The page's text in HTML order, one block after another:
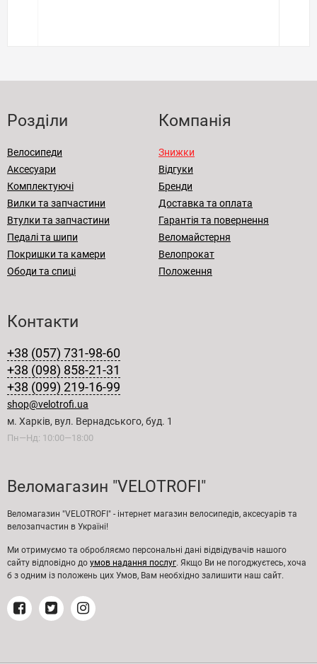
Розділи
Велосипеди
Аксесуари
Комплектуючі
Вилки та запчастини
Втулки та запчастини
Педалі та шипи
Покришки та камери
Ободи та спиці
Компанія
Знижки
Відгуки
Бренди
Доставка та оплата
Гарантія та повернення
Веломайстерня
Велопрокат
Положення
Контакти
+38 (057) 731-98-60
+38 (098) 858-21-31
+38 (099) 219-16-99
shop@velotrofi.ua
м. Харків, вул. Вернадського, буд. 1
Пн—Нд: 10:00—18:00
Веломагазин "VELOTROFI"
Веломагазин "VELOTROFI" - інтернет магазин велосипедів, аксесуарів та
велозапчастин в Україні!
Ми отримуємо та обробляємо персональні дані відвідувачів нашого
сайту відповідно до умов надання послуг. Якщо Ви не погоджуєтесь, хоча
б з одним із положень цих Умов, Вам необхідно залишити наш сайт.